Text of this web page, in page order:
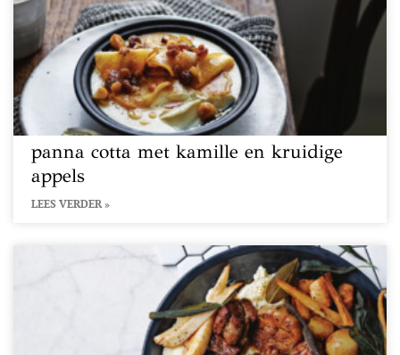
panna cotta met kamille en kruidige
appels
LEES VERDER »